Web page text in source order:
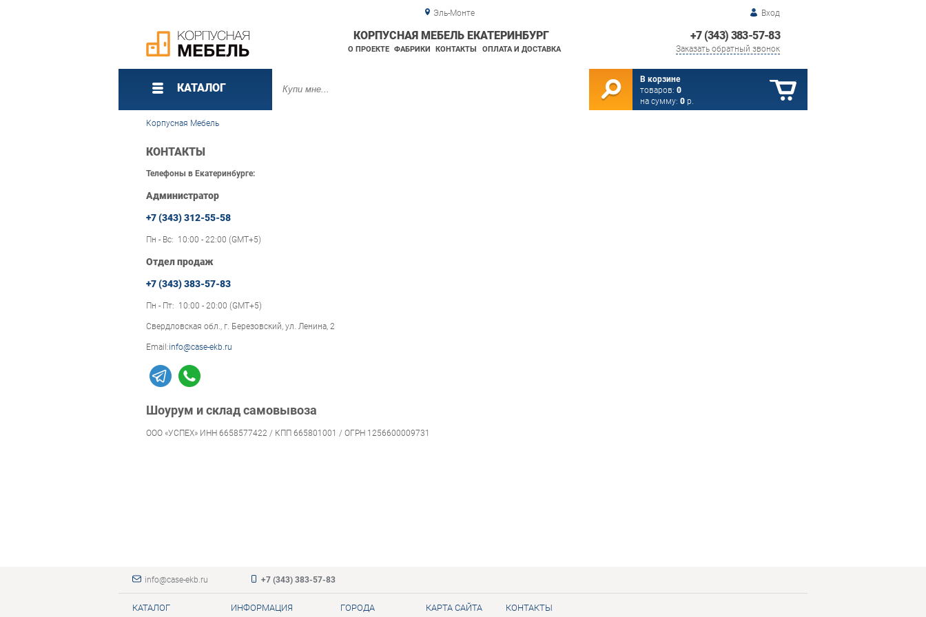
Эль-Монте Вход
+7 (343) 383-57-83
Заказать обратный звонок
КОРПУСНАЯ МЕБЕЛЬ ЕКАТЕРИНБУРГ
О ПРОЕКТЕ ФАБРИКИ КОНТАКТЫ ОПЛАТА И ДОСТАВКА
КАТАЛОГ
В корзине
товаров: 0
на сумму: 0 р.
Корпусная Мебель
КОНТАКТЫ
Телефоны в Екатеринбурге:
Администратор
+7 (343) 312-55-58
Пн - Вс: 10:00 - 22:00 (GMT+5)
Отдел продаж
+7 (343) 383-57-83
Пн - Пт: 10:00 - 20:00 (GMT+5)
Свердловская обл., г. Березовский, ул. Ленина, 2
Email:info@case-ekb.ru
Шоурум и склад самовывоза
ООО «УСПЕХ» ИНН 6658577422 / КПП 665801001 / ОГРН 1256600009731
info@case-ekb.ru +7 (343) 383-57-83
КАТАЛОГ ИНФОРМАЦИЯ ГОРОДА КАРТА САЙТА КОНТАКТЫ